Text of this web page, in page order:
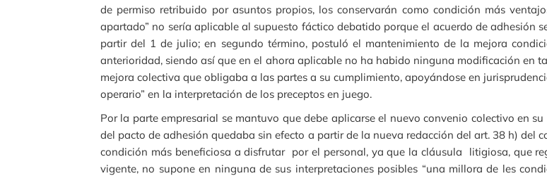
de permiso retribuido por asuntos propios, los conservarán como condición más
apartado” no sería aplicable al supuesto fáctico debatido porque el acuerdo de adhesión
partir del 1 de julio; en segundo término, postuló el mantenimiento de la mejora
anterioridad, siendo así que en el ahora aplicable no ha habido ninguna modificación en
mejora colectiva que obligaba a las partes a su cumplimiento, apoyándose en
operario” en la interpretación de los preceptos en juego.
Por la parte empresarial se mantuvo que debe aplicarse el nuevo convenio colectivo en
del pacto de adhesión quedaba sin efecto a partir de la nueva redacción del art. 38 h) del
condición más beneficiosa a disfrutar por el personal, ya que la cláusula litigiosa, que
vigente, no supone en ninguna de sus interpretaciones posibles “una millora de les